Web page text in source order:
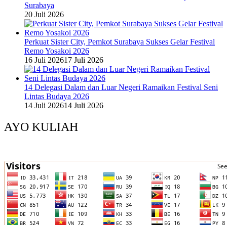
Surabaya
20 Juli 2026
Perkuat Sister City, Pemkot Surabaya Sukses Gelar Festival
Remo Yosakoi 2026
16 Juli 202617 Juli 2026
14 Delegasi Dalam dan Luar Negeri Ramaikan Festival Seni
Lintas Budaya 2026
14 Juli 202614 Juli 2026
AYO KULIAH